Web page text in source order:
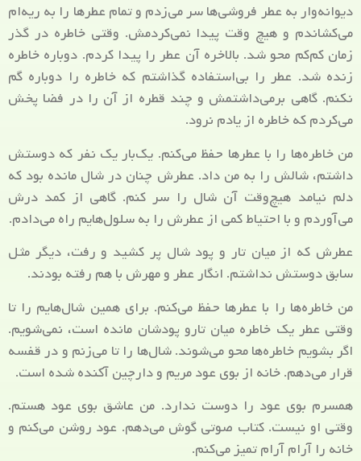
دیوانه‌وار به عطر فروشی‌ها سر می‌زدم و تمام عطرها را به ریه‌ام
می‌کشاندم و هیچ وقت پیدا نمی‌کردمش. وقتی خاطره در گذر
زمان کم‌کم محو شد. بالاخره آن عطر را پیدا کردم. دوباره خاطره
زنده شد. عطر را بی‌استفاده گذاشتم که خاطره را دوباره گم
نکنم. گاهی برمی‌داشتمش و چند قطره از آن را در فضا پخش
می‌کردم که خاطره از یادم نرود.
من خاطره‌ها را با عطرها حفظ می‌کنم. یک‌بار یک نفر که دوستش
داشتم، شالش را به من داد. عطرش چنان در شال مانده بود که
دلم نیامد هیچ‌وقت آن شال را سر کنم. گاهی از کمد درش
می‌آوردم و با احتیاط کمی از عطرش را به سلول‌هایم راه می‌دادم.
عطرش که از میان تار و پود شال پر کشید و رفت، دیگر مثل
سابق دوستش نداشتم. انگار عطر و مهرش با هم رفته بودند.
من خاطره‌ها را با عطرها حفظ می‌کنم. برای همین شال‌هایم را تا
وقتی عطر یک خاطره میان تارو پودشان مانده است، نمی‌شویم.
اگر بشویم خاطره‌ها محو می‌شوند. شال‌ها را تا می‌زنم و در قفسه
قرار می‌دهم. خانه از بوی عود مریم و دارچین آکنده شده است.
همسرم بوی عود را دوست ندارد. من عاشق بوی عود هستم.
وقتی او نیست. کتاب صوتی گوش می‌دهم. عود روشن می‌کنم و
خانه را آرام آرام تمیز می‌کنم.